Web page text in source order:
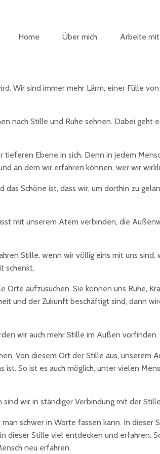
Home Über mich Arbeite
Wir sind immer mehr Lärm, einer Fülle
nach Stille und Ruhe sehnen. Dabei
tieferen Ebene in sich. Denn in jedem
an dem wir erfahren können, wer wir
Schöne ist, dass wir, um dorthin zu
mit unserem Atem verbinden, die
Stille, wenn wir völlig eins mit uns
schenkt.
aufzusuchen. Sie können uns Ruhe,
und der Zukunft beschäftigt sind, dann
wir auch mehr Stille im Außen vorfinden.
Von diesem Ort der Stille aus, unserem
So ist es auch möglich, unter vielen
wir in ständiger Verbindung mit der
schwer in Worte fassen kann. In
dieser Stille viel entdecken und erfahren.
neu erfahren.